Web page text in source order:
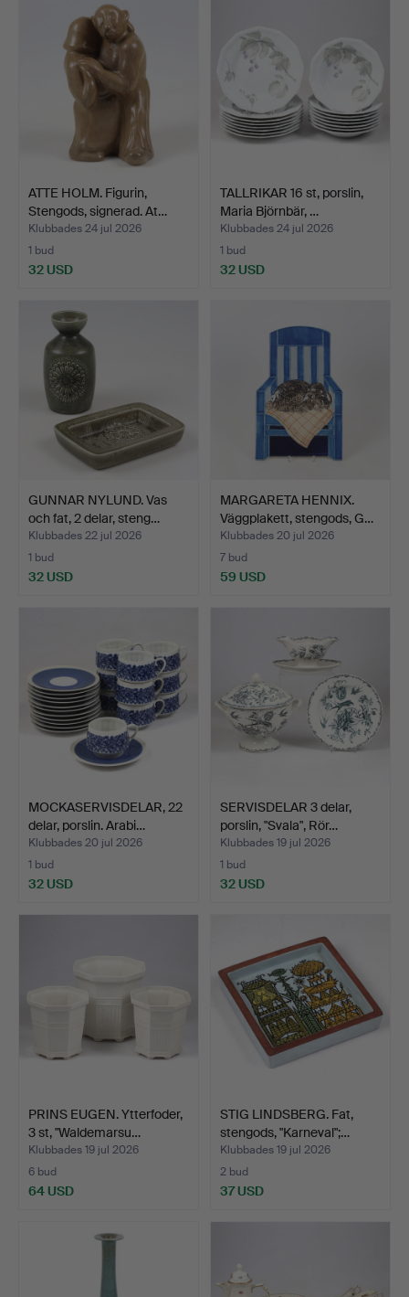
ATTE HOLM. Figurin,
Stengods, signerad. At…
Klubbades 24 jul 2026
1 bud
32 USD
TALLRIKAR 16 st, porslin,
Maria Björnbär, …
Klubbades 24 jul 2026
1 bud
32 USD
GUNNAR NYLUND. Vas
och fat, 2 delar, steng…
Klubbades 22 jul 2026
1 bud
32 USD
MARGARETA HENNIX.
Väggplakett, stengods, G…
Klubbades 20 jul 2026
7 bud
59 USD
MOCKASERVISDELAR, 22
delar, porslin. Arabi…
Klubbades 20 jul 2026
1 bud
32 USD
SERVISDELAR 3 delar,
porslin, "Svala", Rör…
Klubbades 19 jul 2026
1 bud
32 USD
PRINS EUGEN. Ytterfoder,
3 st, "Waldemarsu…
Klubbades 19 jul 2026
6 bud
64 USD
STIG LINDSBERG. Fat,
stengods, "Karneval";…
Klubbades 19 jul 2026
2 bud
37 USD